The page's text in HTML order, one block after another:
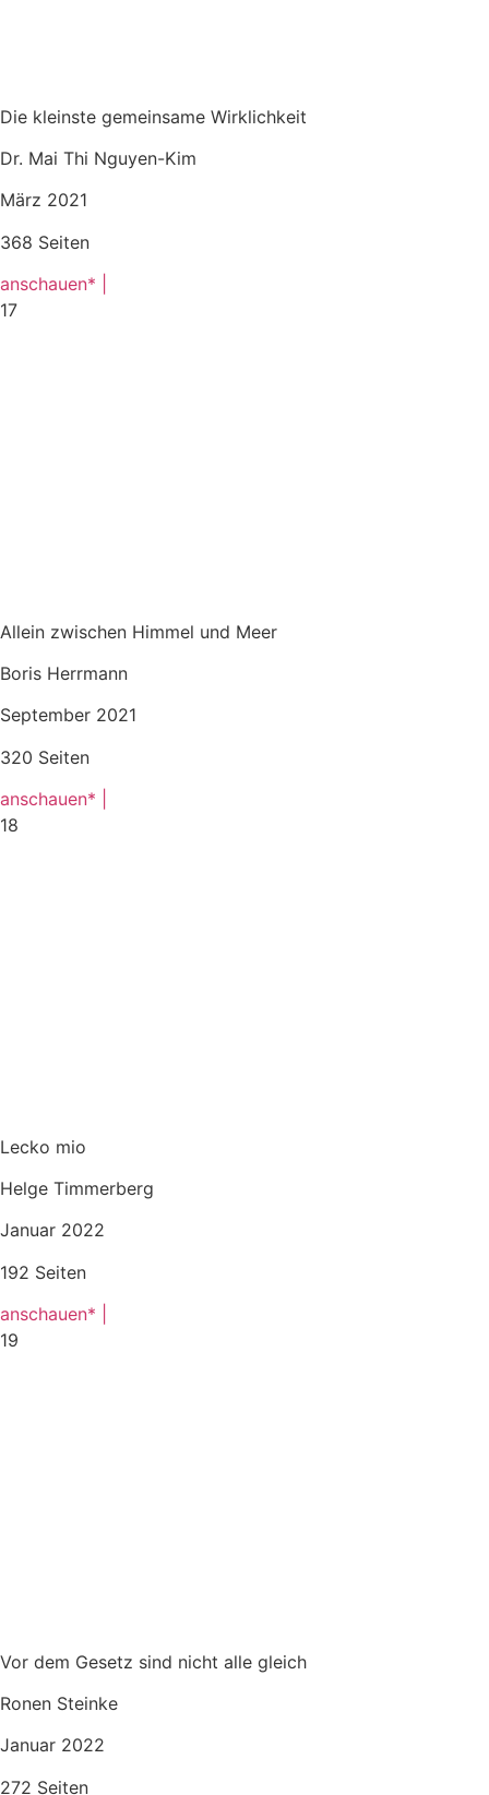
Die kleinste gemeinsame Wirklichkeit
Dr. Mai Thi Nguyen-Kim
März 2021
368 Seiten
anschauen* |
17
Allein zwischen Himmel und Meer
Boris Herrmann
September 2021
320 Seiten
anschauen* |
18
Lecko mio
Helge Timmerberg
Januar 2022
192 Seiten
anschauen* |
19
Vor dem Gesetz sind nicht alle gleich
Ronen Steinke
Januar 2022
272 Seiten